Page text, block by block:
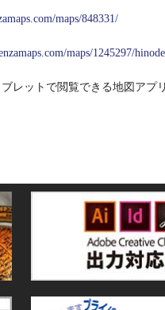
maps/848331/
maps/1245297/
レットで閲覧できる地図アプ